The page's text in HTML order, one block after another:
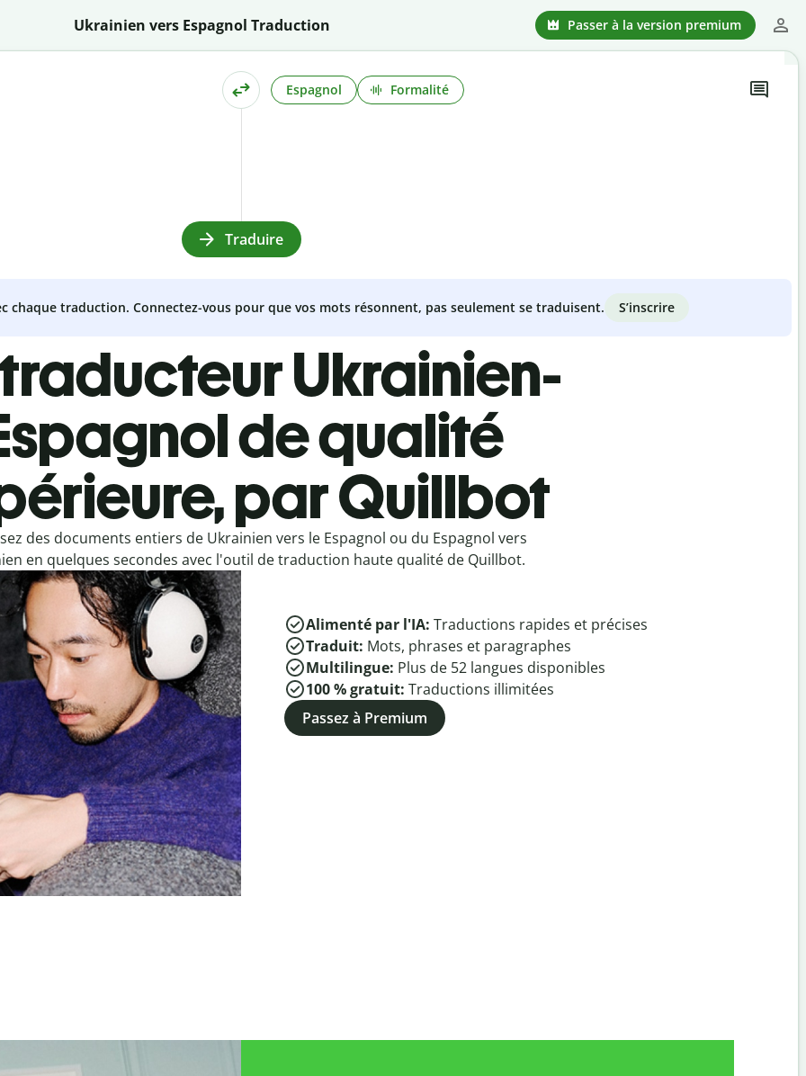
Ukrainien vers Espagnol Traduction Passer à la version premium
Espagnol Formalité
Traduire
chaque traduction. Connectez-vous pour que vos mots résonnent, pas seulement se traduisent. S’inscrire
Ukrainien-
de qualité
par Quillbot
des documents entiers de Ukrainien vers le Espagnol ou du Espagnol vers
en quelques secondes avec l'outil de traduction haute qualité de Quillbot.
Alimenté par l'IA: Traductions rapides et précises
Traduit: Mots, phrases et paragraphes
Multilingue: Plus de 52 langues disponibles
100 % gratuit: Traductions illimitées
Passez à Premium